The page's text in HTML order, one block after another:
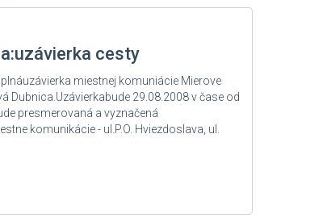
cesty
miestnej komuniácie Mierove
Dubnica.Uzávierkabude 29.08.2008 v čase od
presmerovaná a vyznačená
komunikácie - ul.P.O. Hviezdoslava, ul.